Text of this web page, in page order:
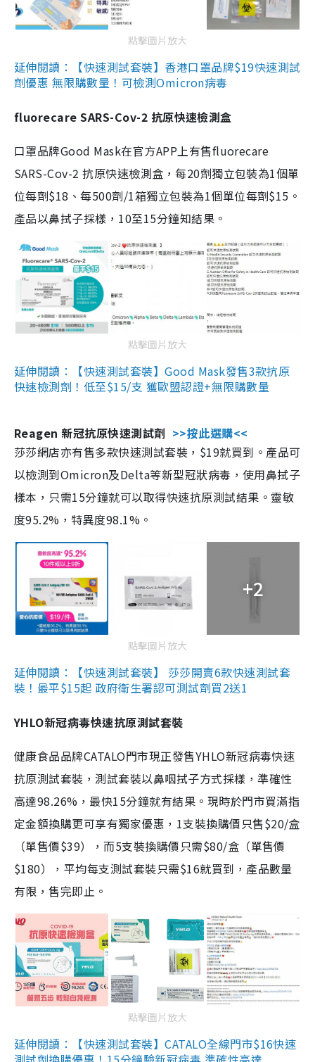
點擊圖片放大
延伸閱讀：【快速測試套裝】香港口罩品牌$19快速測試
劑優惠 無限購數量！可檢測Omicron病毒
fluorecare SARS-Cov-2 抗原快速檢測盒
口罩品牌Good Mask在官方APP上有售fluorecare
SARS-Cov-2 抗原快速檢測盒，每20劑獨立包裝為1個單
位每劑$18、每500劑/1箱獨立包裝為1個單位每劑$15。
產品以鼻拭子採樣，10至15分鐘知結果。
點擊圖片放大
延伸閱讀：【快速測試套裝】Good Mask發售3款抗原
快速檢測劑！低至$15/支 獲歐盟認證+無限購數量
Reagen 新冠抗原快速測試劑 >>按此選購<<
莎莎網店亦有售多款快速測試套裝，$19就買到。產品可
以檢測到Omicron及Delta等新型冠狀病毒，使用鼻拭子
樣本，只需15分鐘就可以取得快速抗原測試結果。靈敏
度95.2%，特異度98.1%。
+2
點擊圖片放大
延伸閱讀：【快速測試套裝】 莎莎開賣6款快速測試套
裝！最平$15起 政府衛生署認可測試劑買2送1
YHLO新冠病毒快速抗原測試套裝
健康食品品牌CATALO門市現正發售YHLO新冠病毒快速
抗原測試套裝，測試套裝以鼻咽拭子方式採樣，準確性
高達98.26%，最快15分鐘就有結果。現時於門市買滿指
定金額換購更可享有獨家優惠，1支裝換購價只售$20/盒
（單售價$39），而5支裝換購價只需$80/盒（單售價
$180），平均每支測試套裝只需$16就買到，產品數量
有限，售完即止。
點擊圖片放大
延伸閱讀：【快速測試套裝】CATALO全線門市$16快速